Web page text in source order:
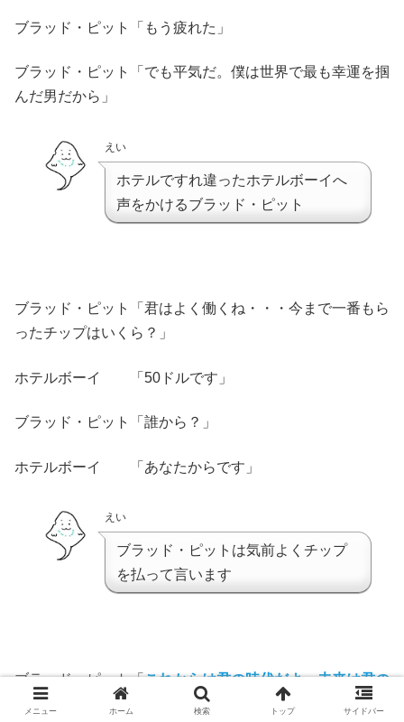
ブラッド・ピット「もう疲れた」
ブラッド・ピット「でも平気だ。僕は世界で最も幸運を掴
んだ男だから」
えい
ホテルですれ違ったホテルボーイへ
声をかけるブラッド・ピット
ブラッド・ピット「君はよく働くね・・・今まで一番もら
ったチップはいくら？」
ホテルボーイ 「50ドルです」
ブラッド・ピット「誰から？」
ホテルボーイ 「あなたからです」
えい
ブラッド・ピットは気前よくチップ
を払って言います
ブラッド・ピット「これからは君の時代だよ。未来は君の
ものだ
メニュー ホーム 検索 トップ サイドバー